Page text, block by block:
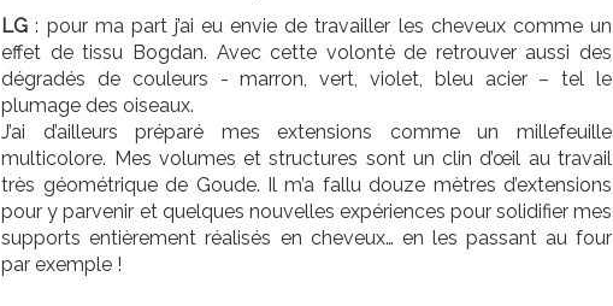
LG: pour ma part j’ai eu envie de travailler les cheveux comme un
effet de tissu Bogdan. Avec cette volonté de retrouver aussi des
dégradés de couleurs - marron, vert, violet, bleu acier – tel le
plumage des oiseaux.
J’ai d’ailleurs préparé mes extensions comme un millefeuille
multicolore. Mes volumes et structures sont un clin d’œil au travail
très géométrique de Goude. Il m’a fallu douze mètres d’extensions
pour y parvenir et quelques nouvelles expériences pour solidifier mes
supports entièrement réalisés en cheveux… en les passant au four
par exemple !